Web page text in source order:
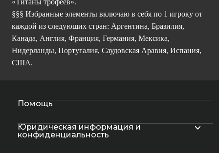
«Титаны трофеев».
§§§ Избранные элементы включаю в себя по 1 игроку от
каждой из следующих стран: Аргентина, Бразилия,
Канада, Англия, Франция, Германия, Мексика,
Нидерланды, Португалия, Саудовская Аравия, Испания,
США.
Помощь
Юридическая информация и
конфиденциальность